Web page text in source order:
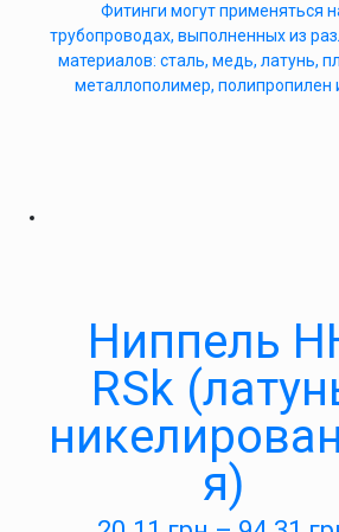
Фитинги могут применяться
трубопроводах, выполненных из
материалов: сталь, медь, латунь,
металлополимер, полипропилен
Ниппель
RSk
я)